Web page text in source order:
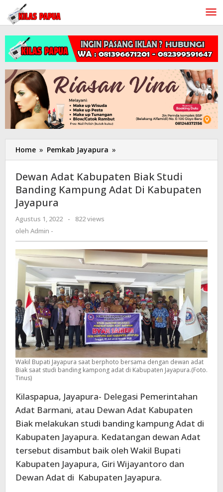
Lewati
konten
Home » Pemkab Jayapura »
Adat
Kabupaten
Biak
Studi
Kabupaten
Jayapura
Dewan Adat Kabupaten Biak Studi
Banding Kampung Adat Di Kabupaten
Jayapura
Agustus 1, 2022
oleh
-
822 views
oleh Admin -
Wakil Bupati Jayapura saat berphoto bersama dengan dewan adat
Biak saat studi banding kampong adat di Kabupaten Jayapura.(Foto.
Tinus)
Kilaspapua, Jayapura- Delegasi Pemerintahan
Adat Barmani, atau Dewan Adat Kabupaten
Biak melakukan studi banding kampung Adat di
Kabupaten Jayapura. Kedatangan dewan Adat
tersebut disambut baik oleh Wakil Bupati
Kabupaten Jayapura, Giri Wijayantoro dan
Dewan Adat di Kabupaten Jayapura.